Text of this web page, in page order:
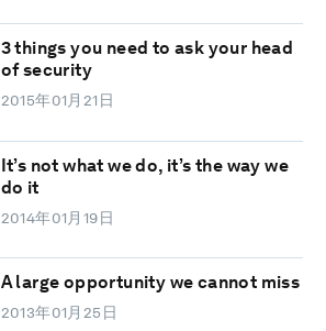
3 things you need to ask your head
of security
2015年01月21日
It’s not what we do, it’s the way we
do it
2014年01月19日
A large opportunity we cannot miss
2013年01月25日